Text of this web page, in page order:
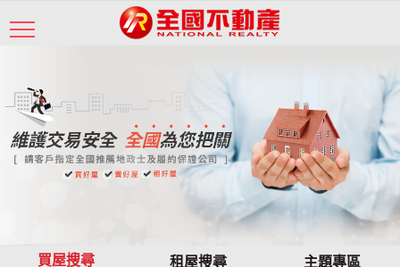
買屋搜尋 租屋搜尋 主題專區